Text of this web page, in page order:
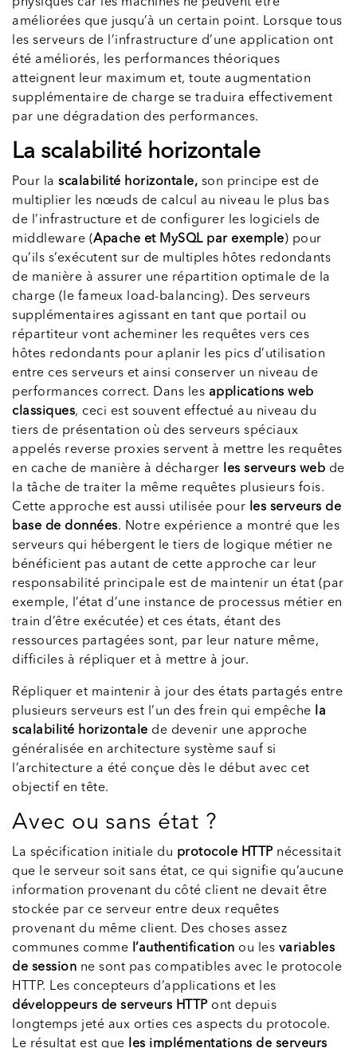
améliorées que jusqu’à un certain point. Lorsque tous
les serveurs de l’infrastructure d’une application ont
été améliorés, les performances théoriques
atteignent leur maximum et, toute augmentation
supplémentaire de charge se traduira effectivement
par une dégradation des performances.
La scalabilité horizontale
Pour la scalabilité horizontale, son principe est de
multiplier les nœuds de calcul au niveau le plus bas
de l’infrastructure et de configurer les logiciels de
middleware (Apache et MySQL par exemple) pour
qu’ils s’exécutent sur de multiples hôtes redondants
de manière à assurer une répartition optimale de la
charge (le fameux load-balancing). Des serveurs
supplémentaires agissant en tant que portail ou
répartiteur vont acheminer les requêtes vers ces
hôtes redondants pour aplanir les pics d’utilisation
entre ces serveurs et ainsi conserver un niveau de
performances correct. Dans les applications web
classiques, ceci est souvent effectué au niveau du
tiers de présentation où des serveurs spéciaux
appelés reverse proxies servent à mettre les requêtes
en cache de manière à décharger
les serveurs web de
la tâche de traiter la même requêtes plusieurs fois.
Cette approche est aussi utilisée pour
les serveurs de
base de données. Notre expérience a montré que les
serveurs qui hébergent le tiers de logique métier ne
bénéficient pas autant de cette approche car leur
responsabilité principale est de maintenir un état (par
exemple, l’état d’une instance de processus métier en
train d’être exécutée) et ces états, étant des
ressources partagées sont, par leur nature même,
difficiles à répliquer et à mettre à jour.
Répliquer et maintenir à jour des états partagés entre
plusieurs serveurs est l’un des frein qui empêche
la
scalabilité horizontale de devenir une approche
généralisée en architecture système sauf si
l’architecture a été conçue dès le début avec cet
objectif en tête.
Avec ou sans état ?
La spécification initiale du protocole HTTPnécessitait
que le serveur soit sans état, ce qui signifie qu’aucune
information provenant du côté client ne devait être
stockée par ce serveur entre deux requêtes
provenant du même client. Des choses assez
communes comme l’authentification ou les variables
de session ne sont pas compatibles avec le protocole
HTTP. Les concepteurs d’applications et les
développeurs de serveurs HTTPont depuis
longtemps jeté aux orties ces aspects du protocole.
Le résultat est que les implémentations de serveurs